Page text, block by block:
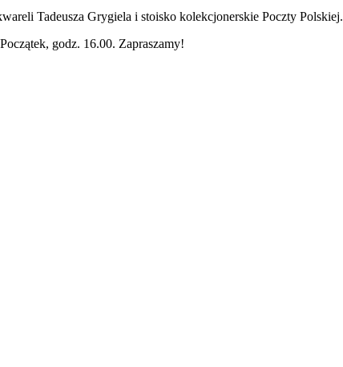
Tadeusza Grygiela i stoisko kolekcjonerskie Poczty Polskiej.
godz. 16.00. Zapraszamy!